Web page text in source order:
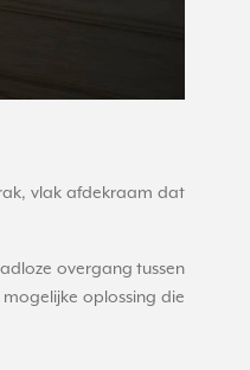
vlak afdekraam dat
overgang tussen
oplossing die